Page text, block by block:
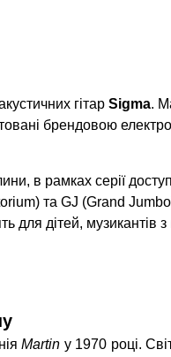
гітар Sigma.
брендовою
в рамках серії
та GJ (Grand
дітей, музикантів
Martin у 1970 році.